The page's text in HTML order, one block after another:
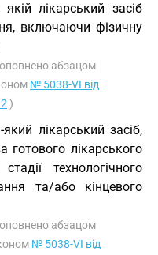
лікарський засіб
включаючи фізичну
абзацом
№ 5038-VI від
)
лікарський засіб,
готового лікарського
технологічного
та/або кінцевого
абзацом
№ 5038-VI від